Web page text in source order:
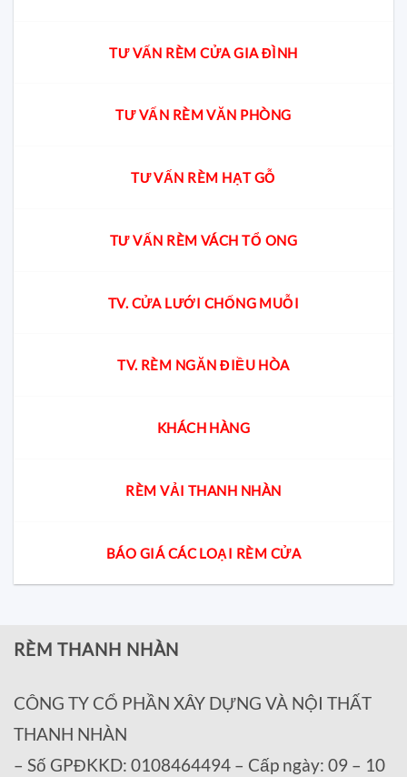
TƯ VẤN RÈM CỬA GIA ĐÌNH
TƯ VẤN RÈM VĂN PHÒNG
TƯ VẤN RÈM HẠT GỖ
TƯ VẤN RÈM VÁCH TỔ ONG
TV. CỬA LƯỚI CHỐNG MUỖI
TV. RÈM NGĂN ĐIỀU HÒA
KHÁCH HÀNG
RÈM VẢI THANH NHÀN
BÁO GIÁ CÁC LOẠI RÈM CỬA
RÈM THANH NHÀN
CÔNG TY CỔ PHẦN XÂY DỰNG VÀ NỘI THẤT
THANH NHÀN
– Số GPĐKKD: 0108464494 – Cấp ngày: 09 – 10